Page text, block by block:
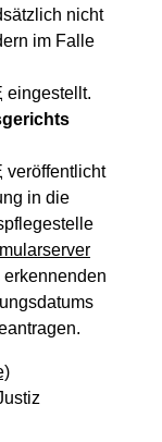
nicht
im Falle
eingestellt.
veröffentlicht
in die
erkennenden